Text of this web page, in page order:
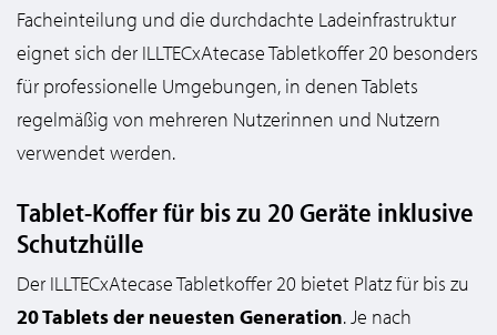
Facheinteilung und die durchdachte Ladeinfrastruktur
eignet sich der ILLTECxAtecase Tabletkoffer 20 besonders
für professionelle Umgebungen, in denen Tablets
regelmäßig von mehreren Nutzerinnen und Nutzern
verwendet werden.
Tablet-Koffer für bis zu 20 Geräte inklusive
Schutzhülle
Der ILLTECxAtecase Tabletkoffer 20 bietet Platz für bis zu
20 Tablets der neuesten Generation. Je nach